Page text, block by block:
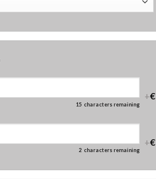
15 characters remaining
+
2 characters remaining
+